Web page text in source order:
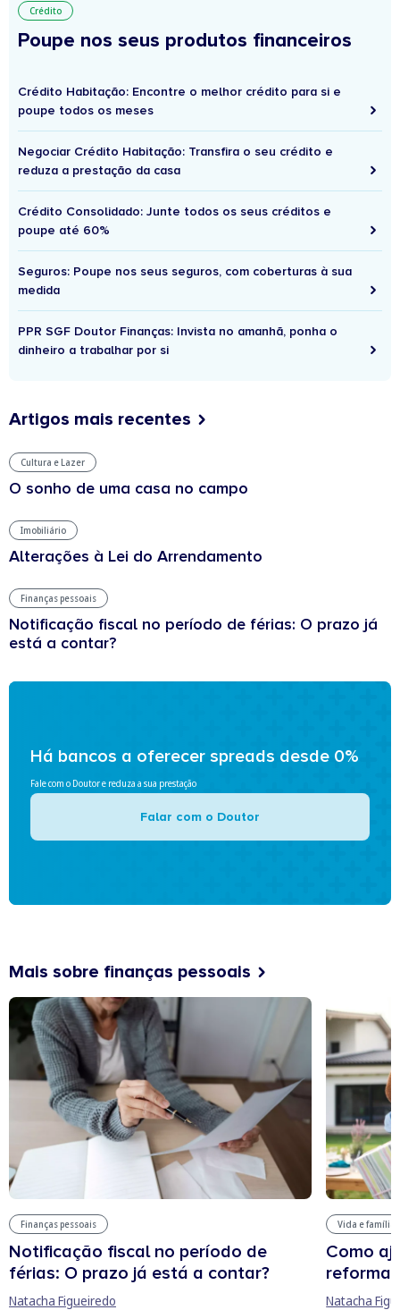
Crédito
Poupe nos seus produtos financeiros
Crédito Habitação: Encontre o melhor crédito para si e
poupe todos os meses
Negociar Crédito Habitação: Transfira o seu crédito e
reduza a prestação da casa
Crédito Consolidado: Junte todos os seus créditos e
poupe até 60%
Seguros: Poupe nos seus seguros, com coberturas à sua
medida
PPR SGF Doutor Finanças: Invista no amanhã, ponha o
dinheiro a trabalhar por si
Artigos mais recentes
Cultura e Lazer
O sonho de uma casa no campo
Imobiliário
Alterações à Lei do Arrendamento
Finanças pessoais
Notificação fiscal no período de férias: O prazo já
está a contar?
Há bancos a oferecer spreads desde 0%
Fale com o Doutor e reduza a sua prestação
Falar com o Doutor
Mais sobre finanças pessoais
Finanças pessoais
Notificação fiscal no período de
férias: O prazo já está a contar?
Natacha Figueiredo
Vida e família
Como
reforma
Natacha